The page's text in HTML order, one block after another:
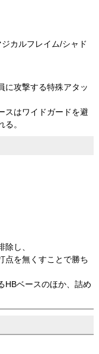
カルフレイム/シャド
に攻撃する特殊アタッ
スはワイドガードを避
。
し、
点を無くすことで勝ち
HBベースのほか、詰め